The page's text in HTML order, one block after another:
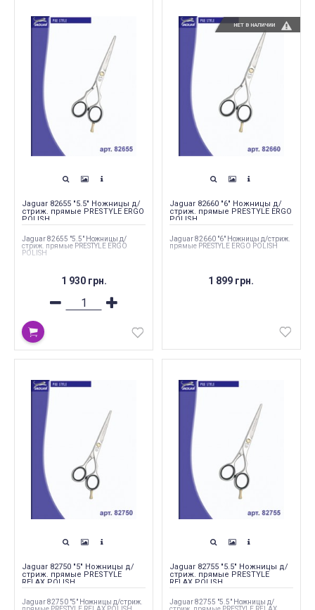
Jaguar 82655 "5.5" Ножницы д/
стриж. прямые PRESTYLE ERGO
POLISH
Jaguar 82655 "5.5" Ножницы д/
стриж. прямые PRESTYLE ERGO
POLISH
1 930 грн.
НЕТ В НАЛИЧИИ
Jaguar 82660 "6" Ножницы д/
стриж. прямые PRESTYLE ERGO
POLISH
Jaguar 82660 "6" Ножницы д/стриж.
прямые PRESTYLE ERGO POLISH
1 899 грн.
Jaguar 82750 "5" Ножницы д/
стриж. прямые PRESTYLE
RELAX POLISH
Jaguar 82750 "5" Ножницы д/стриж.
Jaguar 82755 "5.5" Ножницы д/
стриж. прямые PRESTYLE
RELAX POLISH
Jaguar 82755 "5.5" Ножницы д/